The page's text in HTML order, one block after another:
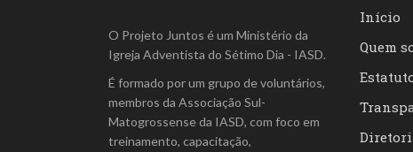
O Projeto Juntos é um Ministério da
Igreja Adventista do Sétimo Dia - IASD.
É formado por um grupo de voluntários,
membros da Associação Sul-
Matogrossense da IASD, com foco em
treinamento, capacitação,
Início
Quem